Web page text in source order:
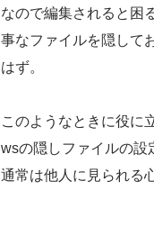
なので編集されると困
事なファイルを隠して
はず。
このようなときに役に
wsの隠しファイルの設
通常は他人に見られる